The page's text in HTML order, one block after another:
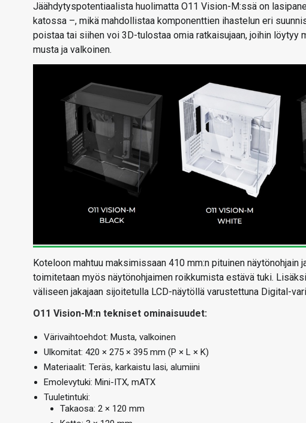
Jäähdytyspotentiaalista huolimatta O11 Vision-M:ssä on
katossa –, mikä mahdollistaa komponenttien ihastelun eri
poistaa tai siihen voi 3D-tulostaa omia ratkaisujaan, joihin
musta ja valkoinen.
Koteloon mahtuu maksimissaan 410 mm:n pituinen
toimitetaan myös näytönohjaimen roikkumista estävä tuki.
väliseen jakajaan sijoitetulla LCD-näytöllä varustettuna Digital-
O11 Vision-M:n tekniset ominaisuudet:
Värivaihtoehdot: Musta, valkoinen
Ulkomitat: 420 × 275 × 395 mm (P × L × K)
Materiaalit: Teräs, karkaistu lasi, alumiini
Emolevytuki: Mini-ITX, mATX
Tuuletintuki:
Takaosa: 2 × 120 mm